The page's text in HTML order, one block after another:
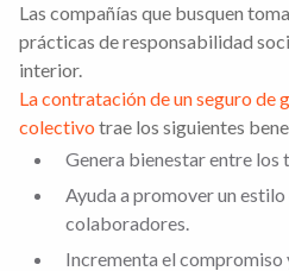
Las compañías que busquen
prácticas de responsabilidad
interior.
La contratación de un seguro de
colectivo trae los siguientes
Genera bienestar entre los
Ayuda a promover un
colaboradores.
Incrementa el compromiso